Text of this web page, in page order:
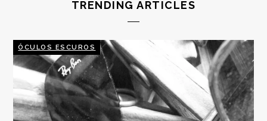
TRENDING ARTICLES
ÓCULOS ESCUROS